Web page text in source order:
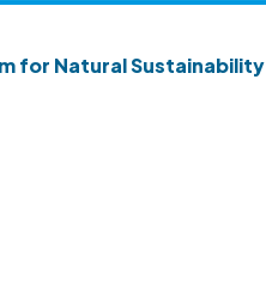
for Natural Sustainability